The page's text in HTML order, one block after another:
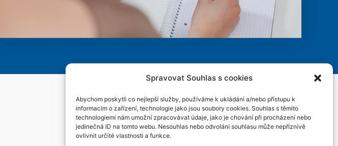
Spravovat Souhlas s cookies
Abychom poskytli co nejlepší služby, používáme k ukládání a/nebo přístupu k
informacím o zařízení, technologie jako jsou soubory cookies. Souhlas s těmito
technologiemi nám umožní zpracovávat údaje, jako je chování při procházení nebo
jedinečná ID na tomto webu. Nesouhlas nebo odvolání souhlasu může nepříznivě
ovlivnit určité vlastnosti a funkce.
Rychlý kontakt
Norbert Tuša: Tel.: +420 775 337 900